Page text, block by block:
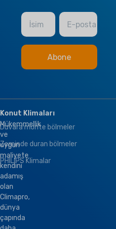
İsim E-posta
Mükemmellik
ve
uygun
maliyete
kendini
adamış
olan
Climapro,
dünya
çapında
Konut Klimaları
Duvara monte bölmeler
Zeminde duran bölmeler
PHILIPS Klimalar